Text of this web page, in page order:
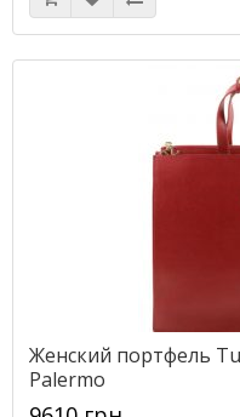
Женский портфель
Palermo